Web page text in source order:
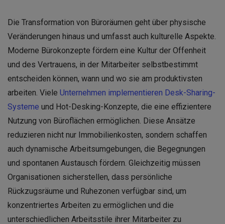
Die Transformation von Büroräumen geht über physische
Veränderungen hinaus und umfasst auch kulturelle Aspekte.
Moderne Bürokonzepte fördern eine Kultur der Offenheit
und des Vertrauens, in der Mitarbeiter selbstbestimmt
entscheiden können, wann und wo sie am produktivsten
arbeiten. Viele Unternehmen implementieren Desk-Sharing-
Systeme und Hot-Desking-Konzepte, die eine effizientere
Nutzung von Büroflächen ermöglichen. Diese Ansätze
reduzieren nicht nur Immobilienkosten, sondern schaffen
auch dynamische Arbeitsumgebungen, die Begegnungen
und spontanen Austausch fördern. Gleichzeitig müssen
Organisationen sicherstellen, dass persönliche
Rückzugsräume und Ruhezonen verfügbar sind, um
konzentriertes Arbeiten zu ermöglichen und die
unterschiedlichen Arbeitsstile ihrer Mitarbeiter zu